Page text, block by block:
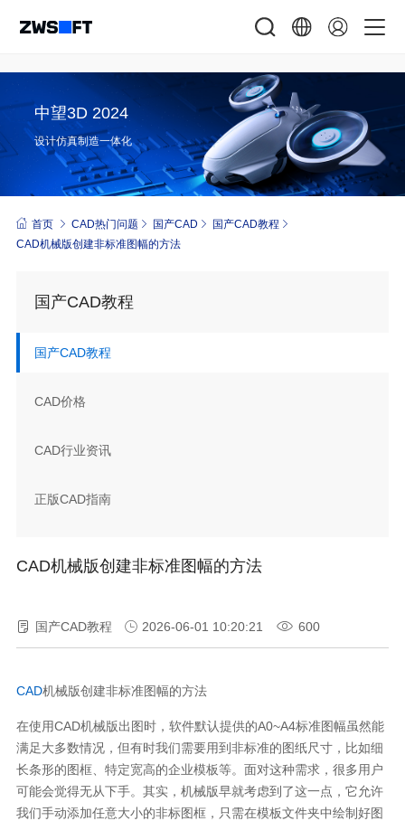
中望3D 2024
设计仿真制造一体化
首页 CAD热门问题 国产CAD
国产CAD教程
CAD机械版创建非标准图幅的方法
国产CAD教程
国产CAD教程
CAD价格
CAD行业资讯
正版CAD指南
CAD机械版创建非标准图幅的方法
国产CAD教程 2026-06-01 10:20:21 600
CAD机械版创建非标准图幅的方法
在使用CAD机械版出图时，软件默认提供的A0~A4标准图幅虽然能
满足大多数情况，但有时我们需要用到非标准的图纸尺寸，比如细
长条形的图框、特定宽高的企业模板等。面对这种需求，很多用户
可能会觉得无从下手。其实，机械版早就考虑到了这一点，它允许
我们手动添加任意大小的非标图框，只需在模板文件夹中绘制好图